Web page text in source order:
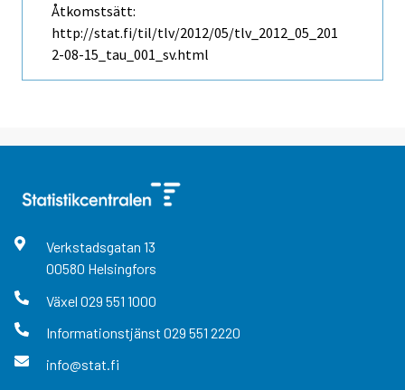
Åtkomstsätt:
http://stat.fi/til/tlv/2012/05/tlv_2012_05_201
2-08-15_tau_001_sv.html
Verkstadsgatan 13
00580 Helsingfors
Växel 029 551 1000
Informationstjänst 029 551 2220
info@stat.fi